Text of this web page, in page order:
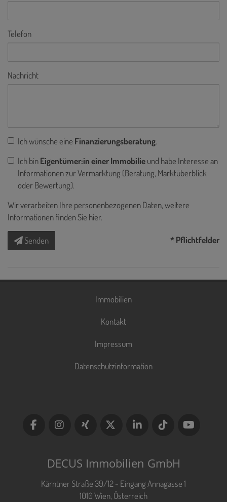
Telefon
Nachricht
Ich wünsche eine Finanzierungsberatung.
Ich binEigentümer:in einer Immobilieund habe Interesse an
Informationen zur Vermarktung (Beratung, Marktüberblick
oder Bewertung).
Wir verarbeiten Ihre personenbezogenen Daten, weitere
Informationen finden Sie hier.
Senden * Pflichtfelder
Immobilien
Kontakt
Impressum
Datenschutzinformation
DECUS Immobilien GmbH
Kärntner Straße 39/12 - Eingang Annagasse 1
1010 Wien, Österreich